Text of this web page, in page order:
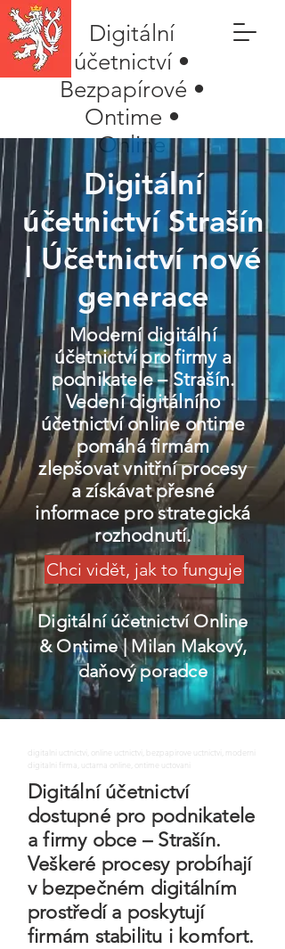
Digitální
účetnictví •
Bezpapírové •
Ontime •
Online
Digitální
účetnictví Strašín
| Účetnictví nové
generace
Moderní digitální
účetnictví pro firmy a
podnikatele – Strašín.
Vedení digitálního
účetnictví online ontime
pomáhá firmám
zlepšovat vnitřní procesy
a získávat přesné
informace pro strategická
rozhodnutí.
Chci vidět, jak to funguje
Digitální účetnictví Online
& Ontime| Milan Makový,
daňový poradce
digitalni uctnictvi, online uctnictvi, bezpapirove uctnictvi, moderni
digitalni firma, uctarna online, ontime uctovani
Digitální účetnictví
dostupné pro podnikatele
a firmy obce – Strašín.
Veškeré procesy probíhají
v bezpečném digitálním
prostředí a poskytují
firmám stabilitu i komfort.